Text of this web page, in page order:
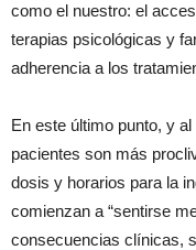
como el nuestro: el
terapias psicológicas y
adherencia a los
En este último punto, y
pacientes son más
dosis y horarios para la
comienzan a “sentirse
consecuencias clínicas,